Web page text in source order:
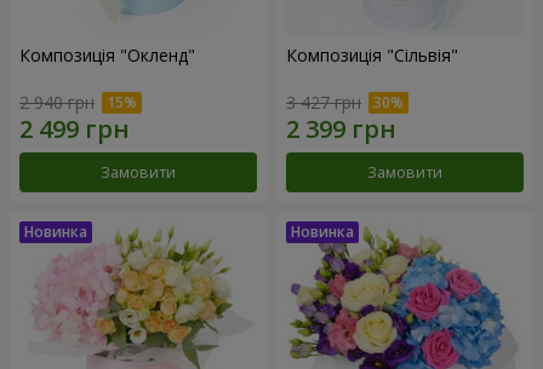
Композиція "Окленд"
2 940 грн
Замовити
Композиція "Сільвія"
3 427 грн
Замовити